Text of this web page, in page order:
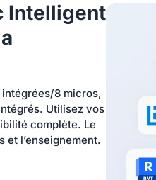
Intelligent
8 micros,
Utilisez vos
complète. Le
l’enseignement.